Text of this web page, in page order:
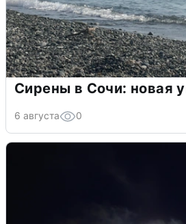
Сирены в Сочи: новая
6 августа 0